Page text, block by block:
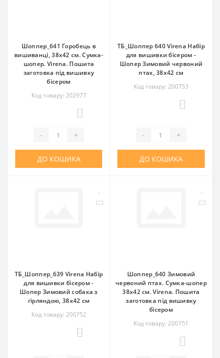
Шоппер_641 Горобець в
вишиванці, 38х42 см. Сумка-
шопер. Virena. Пошита
заготовка під вишивку
бісером
Код товару: 202977
- +
ДО КОШИКА
ТБ_Шоппер 640 Virena Набір
для вишивки бісером -
Шопер Зимовий червоний
птах, 38х42 см
Код товару: 200753
- +
ДО КОШИКА
ТБ_Шоппер_639 Virena Набір
для вишивки бісером -
Шопер Зимовий собака з
гірляндою, 38х42 см
Код товару: 200752
Шоппер_640 Зимовий
червоний птах. Сумка-шопер
38х42 см. Virena. Пошита
заготовка під вишивку
бісером
Код товару: 200751